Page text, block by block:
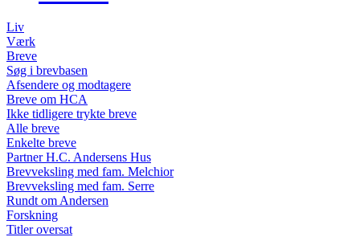
Liv
Værk
Breve
Søg i brevbasen
Afsendere og modtagere
Breve om HCA
Ikke tidligere trykte breve
Alle breve
Enkelte breve
Partner H.C. Andersens Hus
Brevveksling med fam. Melchior
Brevveksling med fam. Serre
Rundt om Andersen
Forskning
Titler oversat